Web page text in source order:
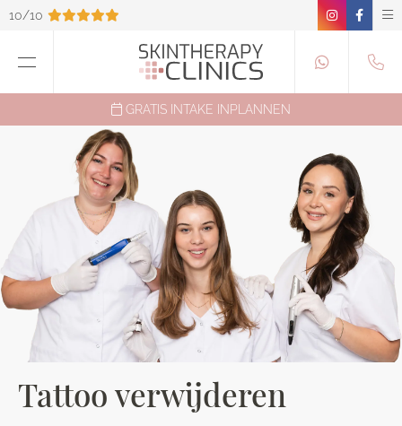
10/10
GRATIS INTAKE INPLANNEN
Tattoo verwijderen